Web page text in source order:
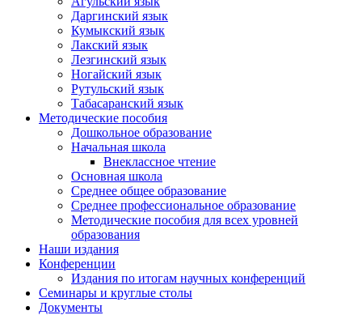
Даргинский язык
Кумыкский язык
Лакский язык
Лезгинский язык
Ногайский язык
Рутульский язык
Табасаранский язык
Методические пособия
Дошкольное образование
Начальная школа
Внеклассное чтение
Основная школа
Среднее общее образование
Среднее профессиональное образование
Методические пособия для всех уровней
образования
Наши издания
Конференции
Издания по итогам научных конференций
Семинары и круглые столы
Документы